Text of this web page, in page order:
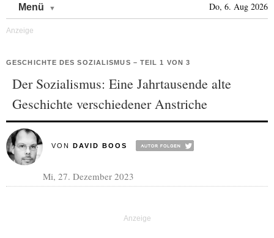
Menü Do, 6. Aug 2026
GESCHICHTE DES SOZIALISMUS – TEIL 1 VON 3
Der Sozialismus: Eine Jahrtausende alte
Geschichte verschiedener Anstriche
VON DAVID BOOS
Mi, 27. Dezember 2023